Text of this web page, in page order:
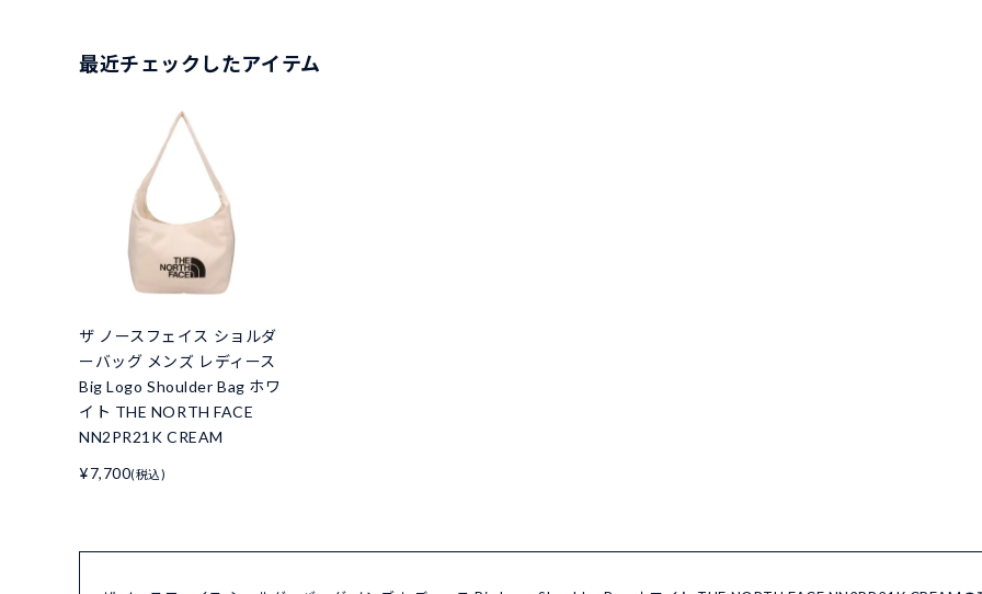
最近チェックしたアイテム
ザ ノースフェイス ショルダ
ーバッグ メンズ レディース
Big Logo Shoulder Bag ホワ
イト THE NORTH FACE
NN2PR21K CREAM
¥7,700(税込)